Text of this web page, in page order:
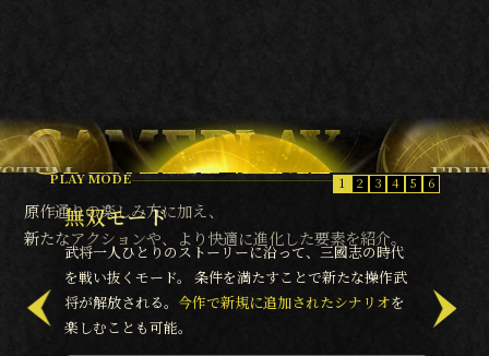
原作通りの楽しみ方に加え、
新たなアクションや、より快適に進化した要素を紹介。
PLAY MODE
無双モード
武将一人ひとりのストーリーに沿って、三國志の時代
を戦い抜くモード。 条件を満たすことで新たな操作武
将が解放される。今作で新規に追加されたシナリオを
楽しむことも可能。
新機能の「武器合成」
「ノーマル設定」「クラシ
ック設定」
1 2 3 4 5 6
MUSOU